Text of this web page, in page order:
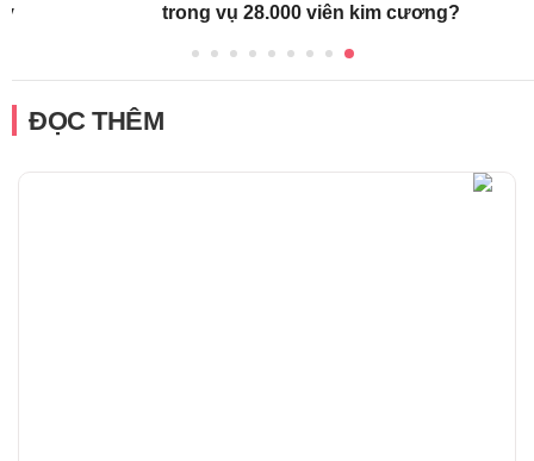
trong vụ 28.000 viên kim cương?
ĐỌC THÊM